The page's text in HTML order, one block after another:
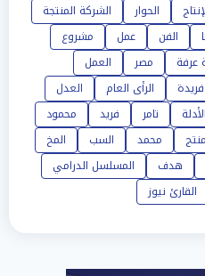
الحوار
الشركة المنتجة
الفن عمل
مشروع
عرفة مصر
العمل
فريدة الرأى العام
العدل
الأدلة تامر فريد
محمود
محمد السب
المخ
هدف
المسلسل الدرامي
القارئ نيوز